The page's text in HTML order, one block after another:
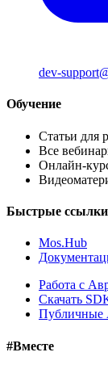
dev-
Обучение
Статьи для
Все
Онлайн-
Быстрые ссылки
Mos.Hub
Работа с
Скачать
Публичные
#Вместе